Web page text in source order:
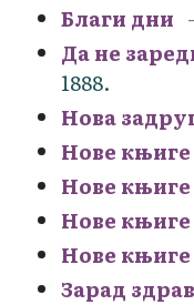
Благи дни
Да не
1888.
Нова
Нове књиге
Нове књиге
Нове књиге
Нове књиге
Зарад